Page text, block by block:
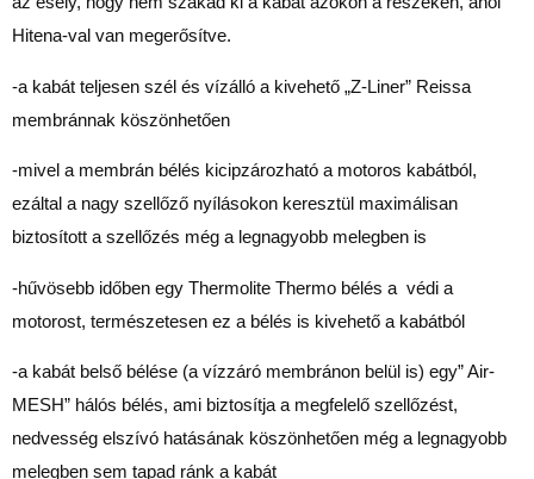
Hitena-val van megerősítve.
-a kabát teljesen szél és vízálló a kivehető „Z-Liner” Reissa
membránnak köszönhetően
-mivel a membrán bélés kicipzározható a motoros kabátból,
ezáltal a nagy szellőző nyílásokon keresztül maximálisan
biztosított a szellőzés még a legnagyobb melegben is
-hűvösebb időben egy Thermolite Thermo bélés a védi a
motorost, természetesen ez a bélés is kivehető a kabátból
-a kabát belső bélése (a vízzáró membránon belül is) egy” Air-
MESH” hálós bélés, ami biztosítja a megfelelő szellőzést,
nedvesség elszívó hatásának köszönhetően még a legnagyobb
melegben sem tapad ránk a kabát